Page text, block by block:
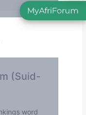
MyAfriForum